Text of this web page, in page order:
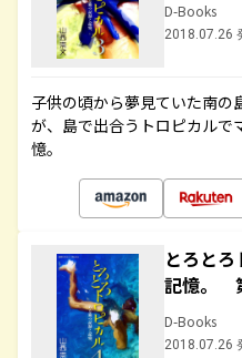
D-Books
2018.07.26
子供の頃から夢見ていた南
が、島で出合うトロピカルで
憶。
とろと
記憶。
D-Books
2018.07.26